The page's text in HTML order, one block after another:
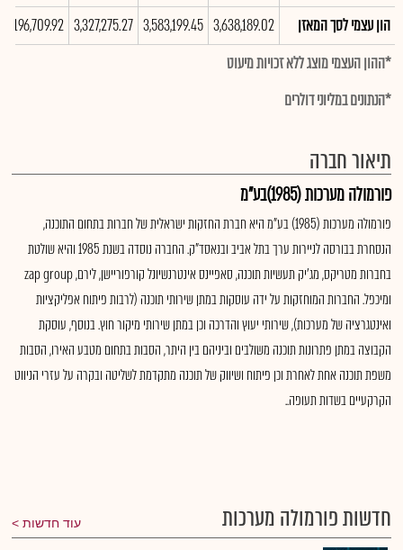
הון עצמי לסך המאזן
3,638,189.02
3,583,199.45
3,327,275.27
3,196,709.92
*ההון העצמי מוצג ללא זכויות מיעוט
*הנתונים במליוני דולרים
תיאור חברה
פורמולה מערכות (1985)בע"מ
פורמולה מערכות (1985) בע"מ היא חברת החזקות ישראלית של חברות בתחום התוכנה,
הנסחרת בבורסה לניירות ערך בתל אביב ובנאסד"ק. החברה נוסדה בשנת 1985 והיא שולטת
בחברות מטריקס, מג'יק תעשיות תוכנה, סאפיינס אינטרנשיונל קורפוריישן, לירם, zap group
ומיכפל. החברות המוחזקות על ידה עוסקות במתן שירותי תוכנה (לרבות פיתוח אפליקציות
ואינטגרציה של מערכות), שירותי יעוץ והדרכה וכן במתן שירותי מיקור חוץ. בנוסף, עוסקת
הקבוצה במתן פתרונות תוכנה משולבים וביניהם בין היתר, הסבות בתחום מטבע האירו, הסבות
משפת תוכנה אחת לאחרת וכן פיתוח ושיווק של תוכנה מתקדמת לשליטה ובקרה על עזרי הניווט
הקרקעיים בשדות תעופה..
חדשות פורמולה מערכות עוד חדשות